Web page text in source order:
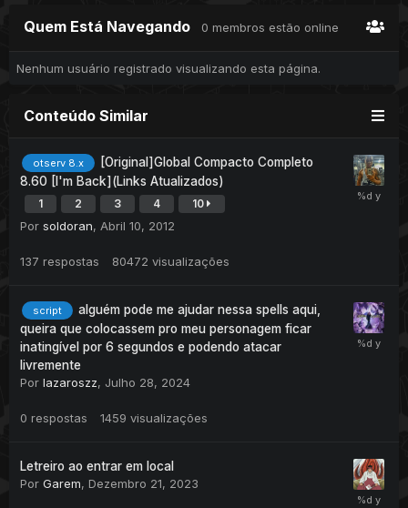
Quem Está Navegando 0 membros estão online
Nenhum usuário registrado visualizando esta página.
Conteúdo Similar
otserv 8.x
[Original]Global Compacto Completo
8.60 [I'm Back](Links Atualizados)
1 2 3 4 10
Por soldoran, Abril 10, 2012
137 respostas 80472 visualizações
script
alguém pode me ajudar nessa spells aqui,
queira que colocassem pro meu personagem ficar
inatingível por 6 segundos e podendo atacar
livremente
Por lazaroszz, Julho 28, 2024
0 respostas 1459 visualizações
Letreiro ao entrar em local
Por Garem, Dezembro 21, 2023